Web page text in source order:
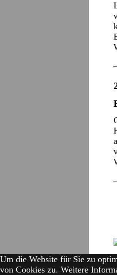
Um die Website für Sie zu
von Cookies zu. Weitere